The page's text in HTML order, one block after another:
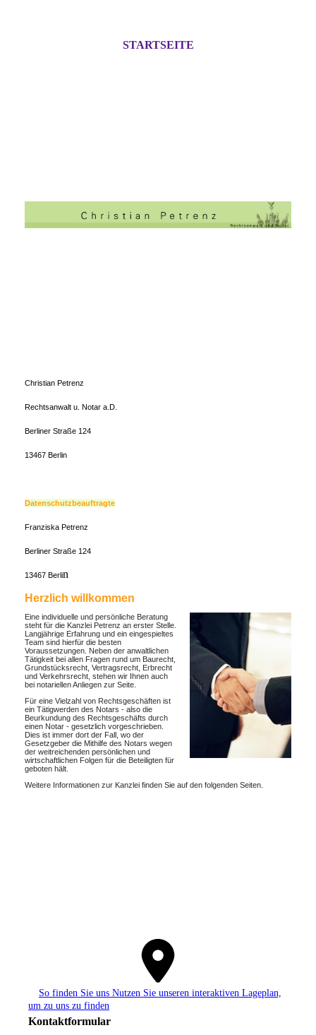
STARTSEITE
Christian Petrenz
Rechtsanwalt u. Notar a.D.
Berliner Straße 124
13467 Berlin
Datenschutzbeauftragte
Franziska Petrenz
Berliner Straße 124
13467 Berlin
Herzlich willkommen
Eine individuelle und persönliche Beratung
steht für die Kanzlei Petrenz an erster Stelle.
Langjährige Erfahrung und ein eingespieltes
Team sind hierfür die besten
Voraussetzungen. Neben der anwaltlichen
Tätigkeit bei allen Fragen rund um Baurecht,
Grundstücksrecht, Vertragsrecht, Erbrecht
und Verkehrsrecht, stehen wir Ihnen auch
bei notariellen Anliegen zur Seite.
Für eine Vielzahl von Rechtsgeschäften ist
ein Tätigwerden des Notars - also die
Beurkundung des Rechtsgeschäfts durch
einen Notar - gesetzlich vorgeschrieben.
Dies ist immer dort der Fall, wo der
Gesetzgeber die Mithilfe des Notars wegen
der weitreichenden persönlichen und
wirtschaftlichen Folgen für die Beteiligten für
geboten hält.
Weitere Informationen zur Kanzlei finden Sie auf den folgenden Seiten.
So finden Sie uns Nutzen Sie unseren interaktiven La­ge­plan,
um zu uns zu finden
Kontaktformular